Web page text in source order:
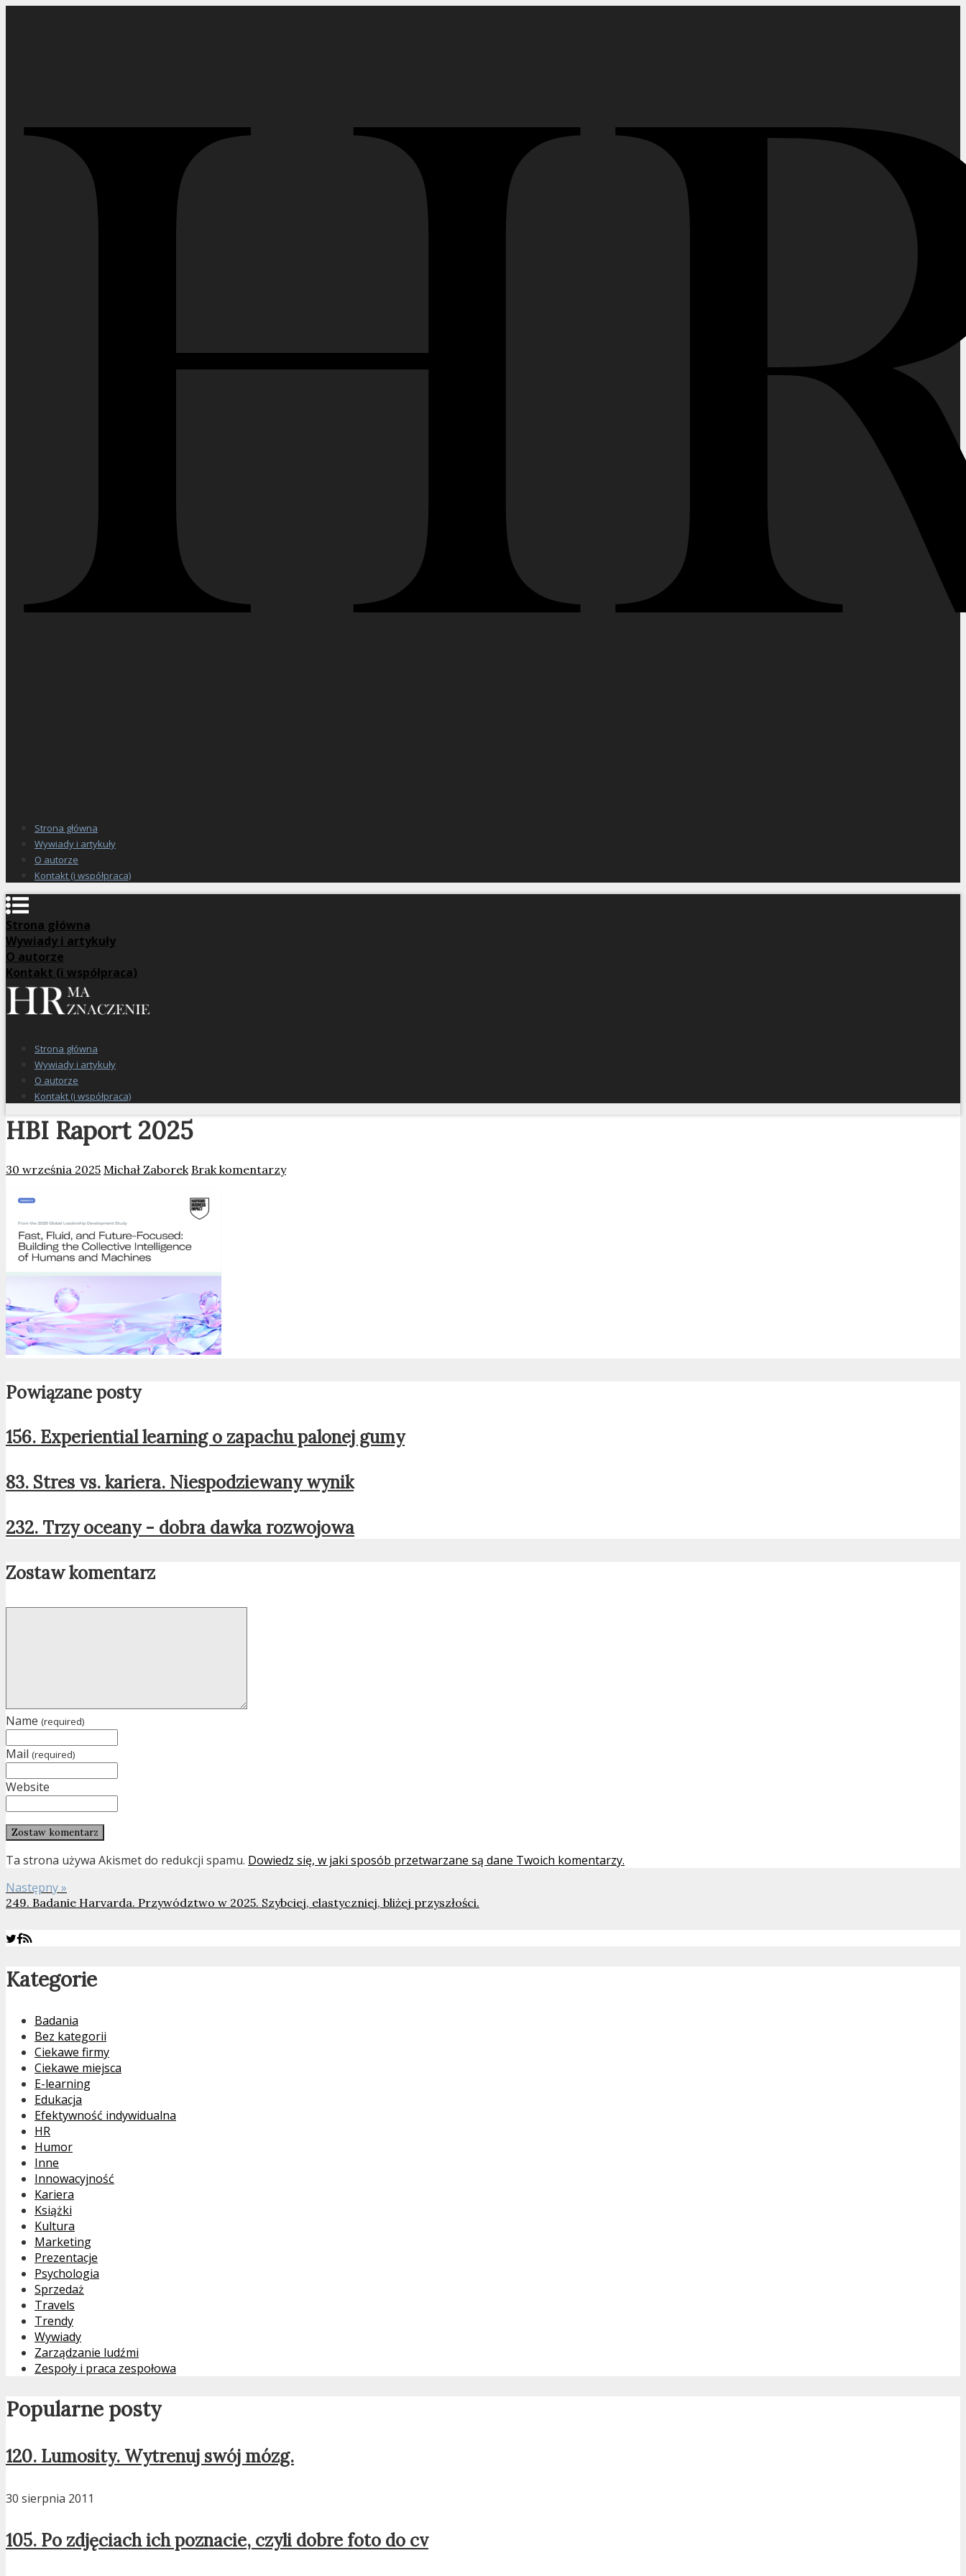
Strona główna
Wywiady i artykuły
O autorze
Kontakt (i współpraca)
Strona główna
Wywiady i artykuły
O autorze
Kontakt (i współpraca)
Strona główna
Wywiady i artykuły
O autorze
Kontakt (i współpraca)
HBI Raport 2025
30 września 2025 Michał Zaborek Brak komentarzy
Powiązane posty
156. Experiential learning o zapachu palonej gumy
83. Stres vs. kariera. Niespodziewany wynik
232. Trzy oceany - dobra dawka rozwojowa
Zostaw komentarz
Name (required)
Mail (required)
Website
Ta strona używa Akismet do redukcji spamu. Dowiedz się, w jaki sposób przetwarzane są dane Twoich komentarzy.
Następny »
249. Badanie Harvarda. Przywództwo w 2025. Szybciej, elastyczniej, bliżej przyszłości.
Kategorie
Badania
Bez kategorii
Ciekawe firmy
Ciekawe miejsca
E-learning
Edukacja
Efektywność indywidualna
HR
Humor
Inne
Innowacyjność
Kariera
Książki
Kultura
Marketing
Prezentacje
Psychologia
Sprzedaż
Travels
Trendy
Wywiady
Zarządzanie ludźmi
Zespoły i praca zespołowa
Popularne posty
120. Lumosity. Wytrenuj swój mózg.
30 sierpnia 2011
105. Po zdjęciach ich poznacie, czyli dobre foto do cv